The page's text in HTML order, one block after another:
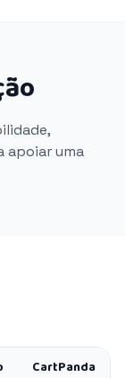
apoiar uma
CartPanda